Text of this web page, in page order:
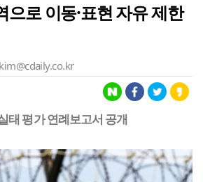
으로 이동·표현 자유 제한
태 평가 연례보고서 공개